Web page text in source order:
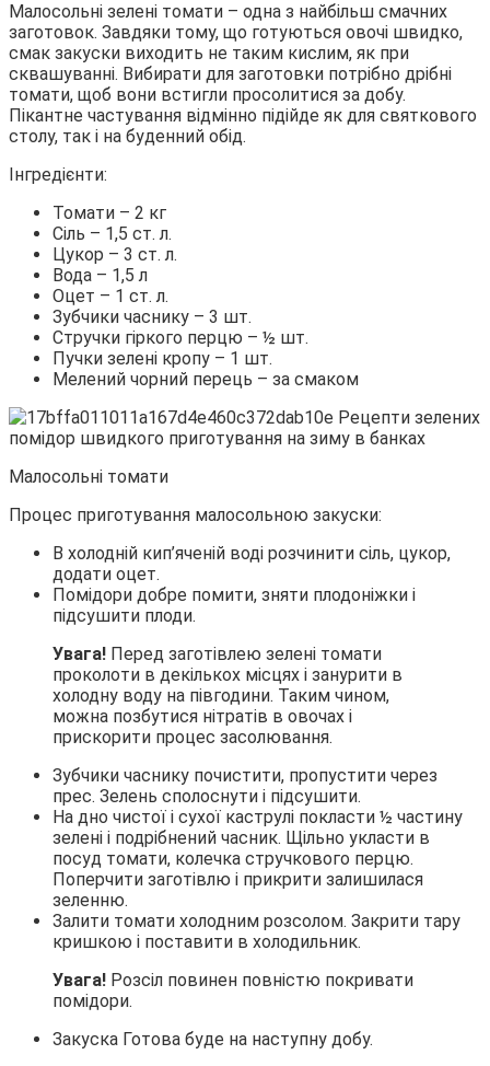
Малосольні зелені томати – одна з найбільш смачних
заготовок. Завдяки тому, що готуються овочі швидко,
смак закуски виходить не таким кислим, як при
сквашуванні. Вибирати для заготовки потрібно дрібні
томати, щоб вони встигли просолитися за добу.
Пікантне частування відмінно підійде як для святкового
столу, так і на буденний обід.
Інгредієнти:
Томати – 2 кг
Сіль – 1,5 ст. л.
Цукор – 3 ст. л.
Вода – 1,5 л
Оцет – 1 ст. л.
Зубчики часнику – 3 шт.
Стручки гіркого перцю – ½ шт.
Пучки зелені кропу – 1 шт.
Мелений чорний перець – за смаком
Малосольні томати
Процес приготування малосольною закуски:
В холодній кип’яченій воді розчинити сіль, цукор,
додати оцет.
Помідори добре помити, зняти плодоніжки і
підсушити плоди.
Увага! Перед заготівлею зелені томати
проколоти в декількох місцях і занурити в
холодну воду на півгодини. Таким чином,
можна позбутися нітратів в овочах і
прискорити процес засолювання.
Зубчики часнику почистити, пропустити через
прес. Зелень сполоснути і підсушити.
На дно чистої і сухої каструлі покласти ½ частину
зелені і подрібнений часник. Щільно укласти в
посуд томати, колечка стручкового перцю.
Поперчити заготівлю і прикрити залишилася
зеленню.
Залити томати холодним розсолом. Закрити тару
кришкою і поставити в холодильник.
Увага! Розсіл повинен повністю покривати
помідори.
Закуска Готова буде на наступну добу.